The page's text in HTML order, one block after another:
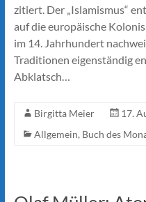
zitiert. Der „Islamismus“
auf die europäische
im 14. Jahrhundert
Traditionen eigenständig
Abklatsch…
Birgitta Meier
17.
Allgemein, Buch des